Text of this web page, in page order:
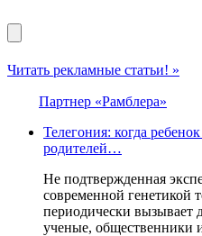
Читать рекламные статьи! »
Партнер «Рамблера»
Телегония: когда
родителей…
Не подтвержденная
современной генетикой
периодически вызывает
ученые, общественники